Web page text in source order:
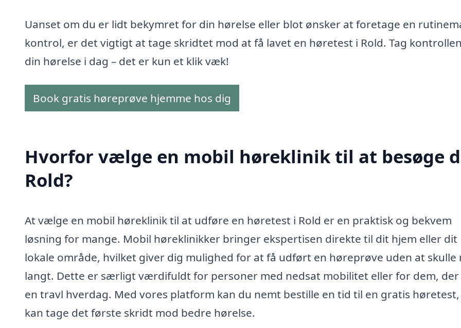
Uanset om du er lidt bekymret for din hørelse eller blot ønsker at foretage en
kontrol, er det vigtigt at tage skridtet mod at få lavet en høretest i Rold. Tag
din hørelse i dag – det er kun et klik væk!
Book gratis høreprøve hjemme hos dig
Hvorfor vælge en mobil høreklinik til at besøge
Rold?
At vælge en mobil høreklinik til at udføre en høretest i Rold er en praktisk og bekvem
løsning for mange. Mobil høreklinikker bringer ekspertisen direkte til dit hjem eller dit
lokale område, hvilket giver dig mulighed for at få udført en høreprøve uden at skulle
langt. Dette er særligt værdifuldt for personer med nedsat mobilitet eller for dem,
en travl hverdag. Med vores platform kan du nemt bestille en tid til en gratis høretest,
kan tage det første skridt mod bedre hørelse.